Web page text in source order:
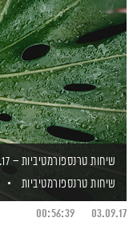
שיחות טרנספורמטיביות – 3.9.17
שיחות טרנספורמטיביות
03.09.17
00:56:39